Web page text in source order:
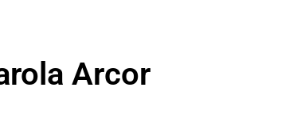
Arcor